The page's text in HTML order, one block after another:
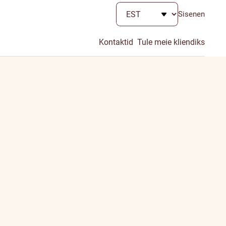
Sisenen
Kontaktid Tule meie kliendiks